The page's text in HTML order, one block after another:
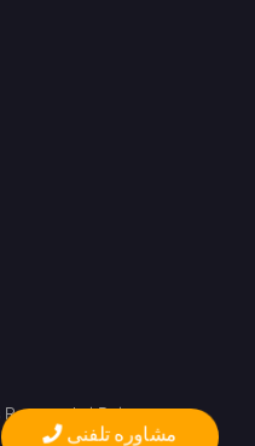
مشاوره تلفنی
lRules